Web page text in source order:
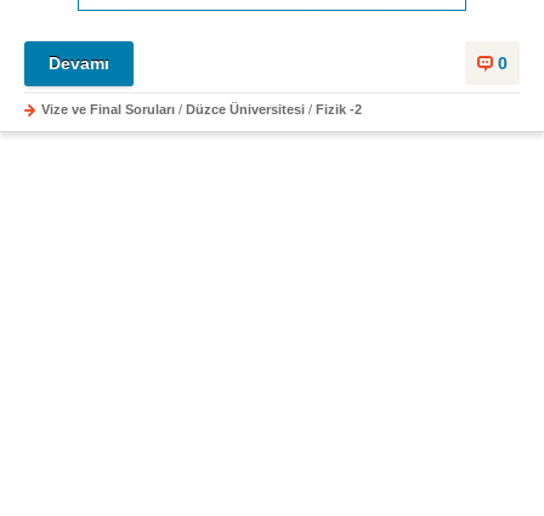
0
Devamı
Vize ve Final Soruları / Düzce Üniversitesi / Fizik -2